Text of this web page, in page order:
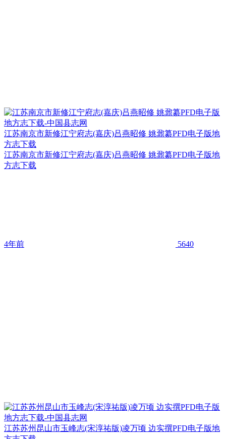
江苏南京市新修江宁府志(嘉庆)吕燕昭修 姚鼐纂PFD电子版地
方志下载
江苏南京市新修江宁府志(嘉庆)吕燕昭修 姚鼐纂PFD电子版地
方志下载
4年前 5640
江苏苏州昆山市玉峰志(宋淳祐版)凌万顷 边实撰PFD电子版地